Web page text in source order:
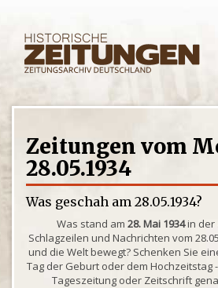
Zeitungen vom
28.05.1934
Was geschah am 28.05.1934?
Was stand am 28. Mai 1934in der
Schlagzeilen und Nachrichten vom
und die Welt bewegt? Schenken Sie
Tag der Geburt oder dem Hochzeitstag
Tageszeitung oder Zeitschrift